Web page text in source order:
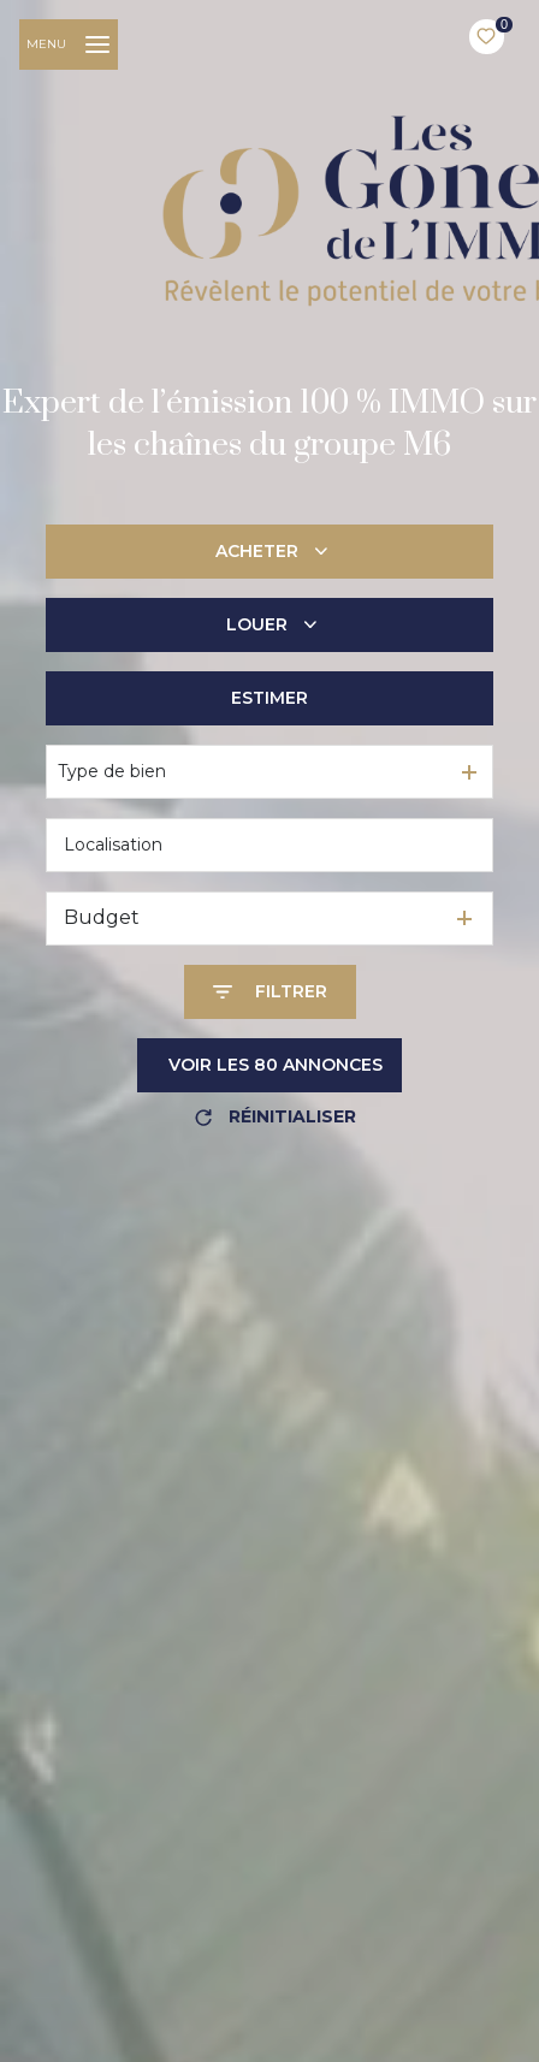
0
MENU
Expert de l’émission 100 % IMMO sur
les chaînes du groupe M6
ACHETER
LOUER
ESTIMER
Type de bien
Budget
FILTRER
VOIR LES 80 ANNONCES
RÉINITIALISER